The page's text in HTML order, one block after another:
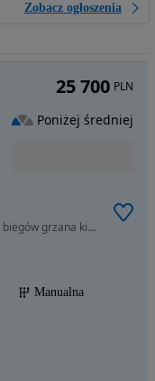
Zobacz ogłoszenia
1364 cm3 • 140 KM • 1.4 140 ps Klimatronic 6 biegów grzana kierownica fotele Bluetooth
Manualna
25 700 PLN
Poniżej średniej